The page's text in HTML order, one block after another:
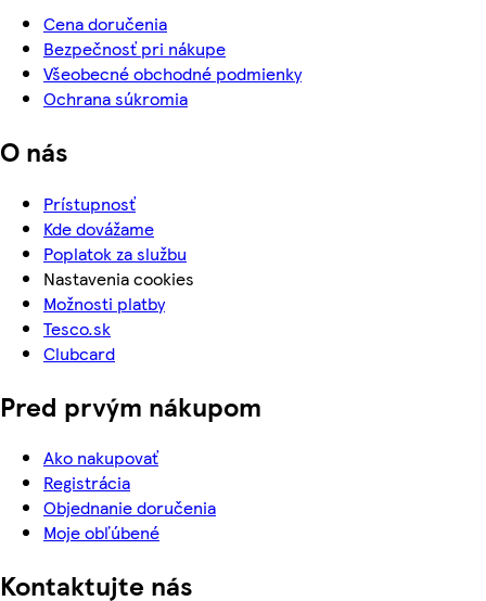
Cena doručenia
Bezpečnosť pri nákupe
Všeobecné obchodné podmienky
Ochrana súkromia
O nás
Prístupnosť
Kde dovážame
Poplatok za službu
Nastavenia cookies
Možnosti platby
Tesco.sk
Clubcard
Pred prvým nákupom
Ako nakupovať
Registrácia
Objednanie doručenia
Moje obľúbené
Kontaktujte nás